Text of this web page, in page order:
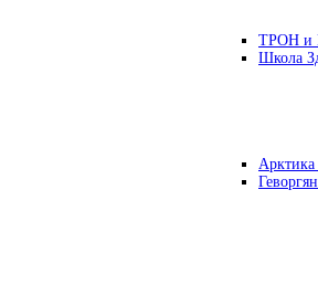
ТРОН и
Школа